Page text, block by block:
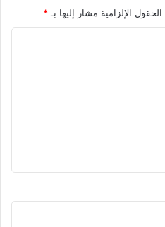
الحقول الإلزامية مشار إليها بـ *